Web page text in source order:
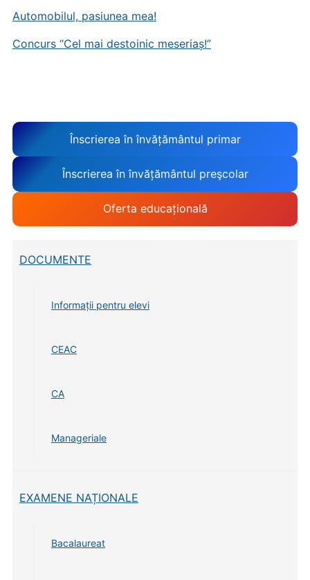
Înscrierea în învățământul primar
Înscrierea în învățământul preşcolar
Oferta educațională
DOCUMENTE
Informații pentru elevi
CEAC
CA
Manageriale
EXAMENE NAȚIONALE
Bacalaureat
Automobilul, pasiunea mea!
Concurs “Cel mai destoinic meseriaș!”